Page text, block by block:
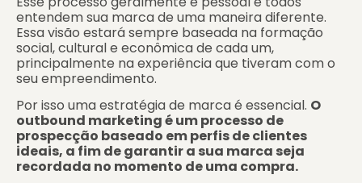
entendem sua marca de uma maneira diferente.
Essa visão estará sempre baseada na formação
social, cultural e econômica de cada um,
principalmente na experiência que tiveram com o
seu empreendimento.
Por isso uma estratégia de marca é essencial. O
outbound marketing é um processo de
prospecção baseado em perfis de clientes
ideais, a fim de garantir a sua marca seja
recordada no momento de uma compra.